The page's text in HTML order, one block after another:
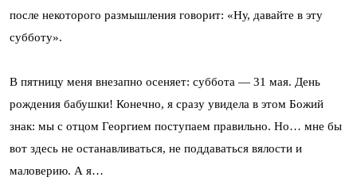
после некоторого размышления говорит: «Ну, давайте в эту
субботу».
В пятницу меня внезапно осеняет: суббота — 31 мая. День
рождения бабушки! Конечно, я сразу увидела в этом Божий
знак: мы с отцом Георгием поступаем правильно. Но… мне бы
вот здесь не останавливаться, не поддаваться вялости и
маловерию. А я…